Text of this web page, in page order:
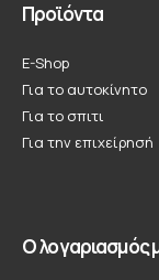
Προϊόντα
E-Shop
Για το αυτοκίνητο
Για το σπιτι
Για την επιχείρησή
Ο λογαριασμός